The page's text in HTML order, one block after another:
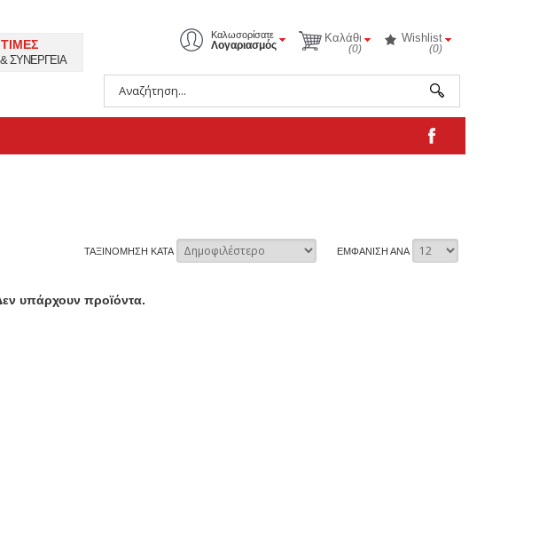
Καλωσορίσατε
Λογαριασμός
Καλάθι
(0)
Wishlist
(0)
ΤΙΜΕΣ
ΣΥΝΕΡΓΕΙΑ
ΕΜΦΑΝΙΣΗ ΑΝΑ
ΤΑΞΙΝΟΜΗΣΗ ΚΑΤΑ
υπάρχουν προϊόντα.